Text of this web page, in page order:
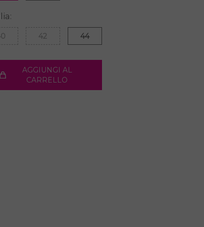
42 44
AGGIUNGI AL
CARRELLO